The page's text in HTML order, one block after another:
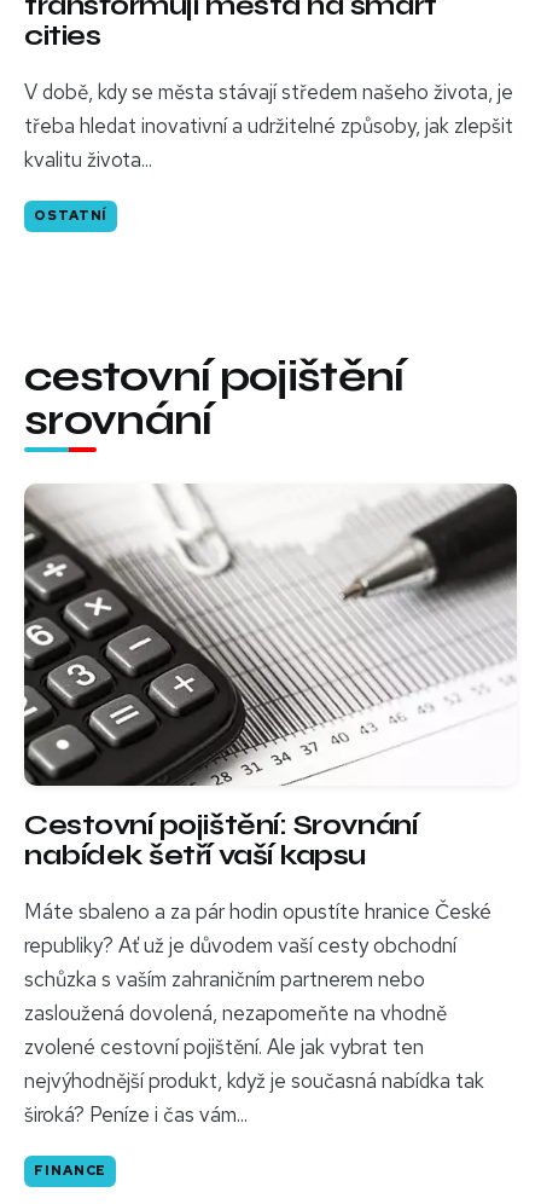
cities
V době, kdy se města stávají středem našeho života, je
třeba hledat inovativní a udržitelné způsoby, jak zlepšit
kvalitu života...
OSTATNÍ
cestovní pojištění
srovnání
Cestovní pojištění: Srovnání
nabídek šetří vaší kapsu
Máte sbaleno a za pár hodin opustíte hranice České
republiky? Ať už je důvodem vaší cesty obchodní
schůzka s vaším zahraničním partnerem nebo
zasloužená dovolená, nezapomeňte na vhodně
zvolené cestovní pojištění. Ale jak vybrat ten
nejvýhodnější produkt, když je současná nabídka tak
široká? Peníze i čas vám...
FINANCE